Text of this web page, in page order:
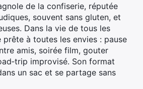
de la confiserie, réputée
souvent sans gluten, et
Dans la vie de tous les
à toutes les envies : pause
amis, soirée film, gouter
improvisé. Son format
un sac et se partage sans